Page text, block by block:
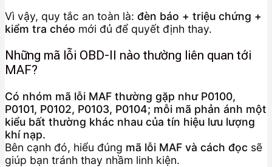
Vì vậy, quy tắc an toàn là: đèn báo + triệu chứng +
kiểm tra chéo mới đủ để quyết định thay.
Những mã lỗi OBD-II nào thường liên quan tới
MAF?
Có nhóm mã lỗi MAF thường gặp như P0100,
P0101, P0102, P0103, P0104; mỗi mã phản ánh một
kiểu bất thường khác nhau của tín hiệu lưu lượng
khí nạp.
Bên cạnh đó, hiểu đúng mã lỗi MAF và cách đọc sẽ
giúp bạn tránh thay nhầm linh kiện.